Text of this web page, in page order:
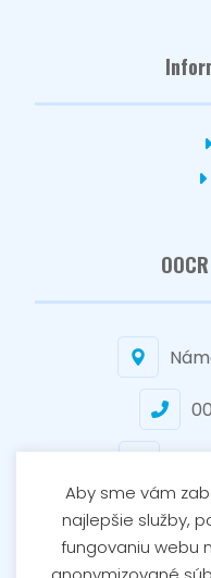
Aby sme vám
najlepšie služby,
fungovaniu webu